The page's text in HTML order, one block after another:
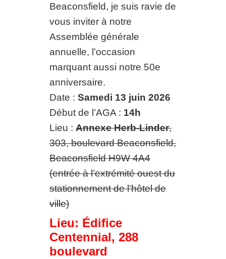
Beaconsfield, je suis ravie de
vous inviter à notre
Assemblée générale
annuelle, l’occasion
marquant aussi notre 50e
anniversaire.
Date : Samedi 13 juin 2026
Début de l’AGA : 14h
Lieu : Annexe Herb-Linder,
303, boulevard Beaconsfield,
Beaconsfield H9W 4A4
(entrée à l’extrémité ouest du
stationnement de l’hôtel de
ville)
Lieu: Édifice
Centennial, 288
boulevard